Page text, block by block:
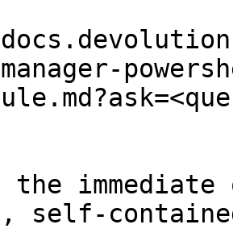
self-